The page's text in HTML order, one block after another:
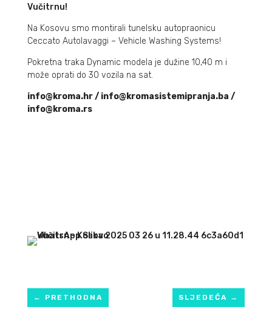
Vučitrnu!
Na Kosovu smo montirali tunelsku autopraonicu
Ceccato Autolavaggi – Vehicle Washing Systems!
Pokretna traka Dynamic modela je dužine 10,40 m i
može oprati do 30 vozila na sat.
info@kroma.hr / info@kromasistemipranja.ba /
info@kroma.rs
← PRETHODNA SLJEDEĆA →